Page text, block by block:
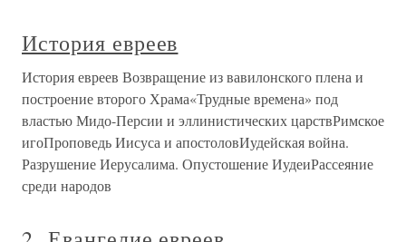
История евреев
История евреев Возвращение из вавилонского плена и
построение второго Храма«Трудные времена» под
властью Мидо-Персии и эллинистических царствРимское
игоПроповедь Иисуса и апостоловИудейская война.
Разрушение Иерусалима. Опустошение ИудеиРассеяние
среди народов